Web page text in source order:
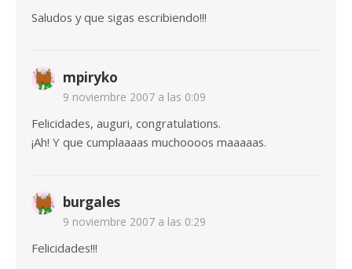
Saludos y que sigas escribiendo!!!
mpiryko
9 noviembre 2007 a las 0:09
Felicidades, auguri, congratulations.
¡Ah! Y que cumplaaaas muchoooos maaaaas.
burgales
9 noviembre 2007 a las 0:29
Felicidades!!!